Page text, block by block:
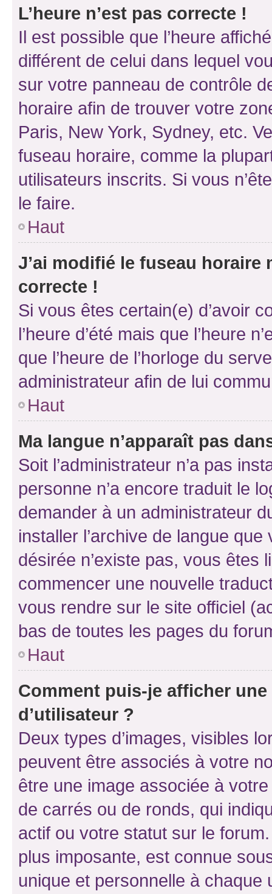
L’heure n’est pas correcte !
Il est possible que l’heure
différent de celui dans lequel
sur votre panneau de contrôle
horaire afin de trouver votre
Paris, New York, Sydney, etc.
fuseau horaire, comme la
utilisateurs inscrits. Si vous
le faire.
Haut
J’ai modifié le fuseau horaire
correcte !
Si vous êtes certain(e) d’avoir
l’heure d’été mais que l’heure
que l’heure de l’horloge du
administrateur afin de lui
Haut
Ma langue n’apparaît pas
Soit l’administrateur n’a pas
personne n’a encore traduit le
demander à un administrateur
installer l’archive de langue
désirée n’existe pas, vous êtes
commencer une nouvelle
vous rendre sur le site officiel
bas de toutes les pages du
Haut
Comment puis-je afficher
d’utilisateur ?
Deux types d’images, visibles
peuvent être associés à votre
être une image associée à
de carrés ou de ronds, qui
actif ou votre statut sur le
plus imposante, est connue
unique et personnelle à chaque